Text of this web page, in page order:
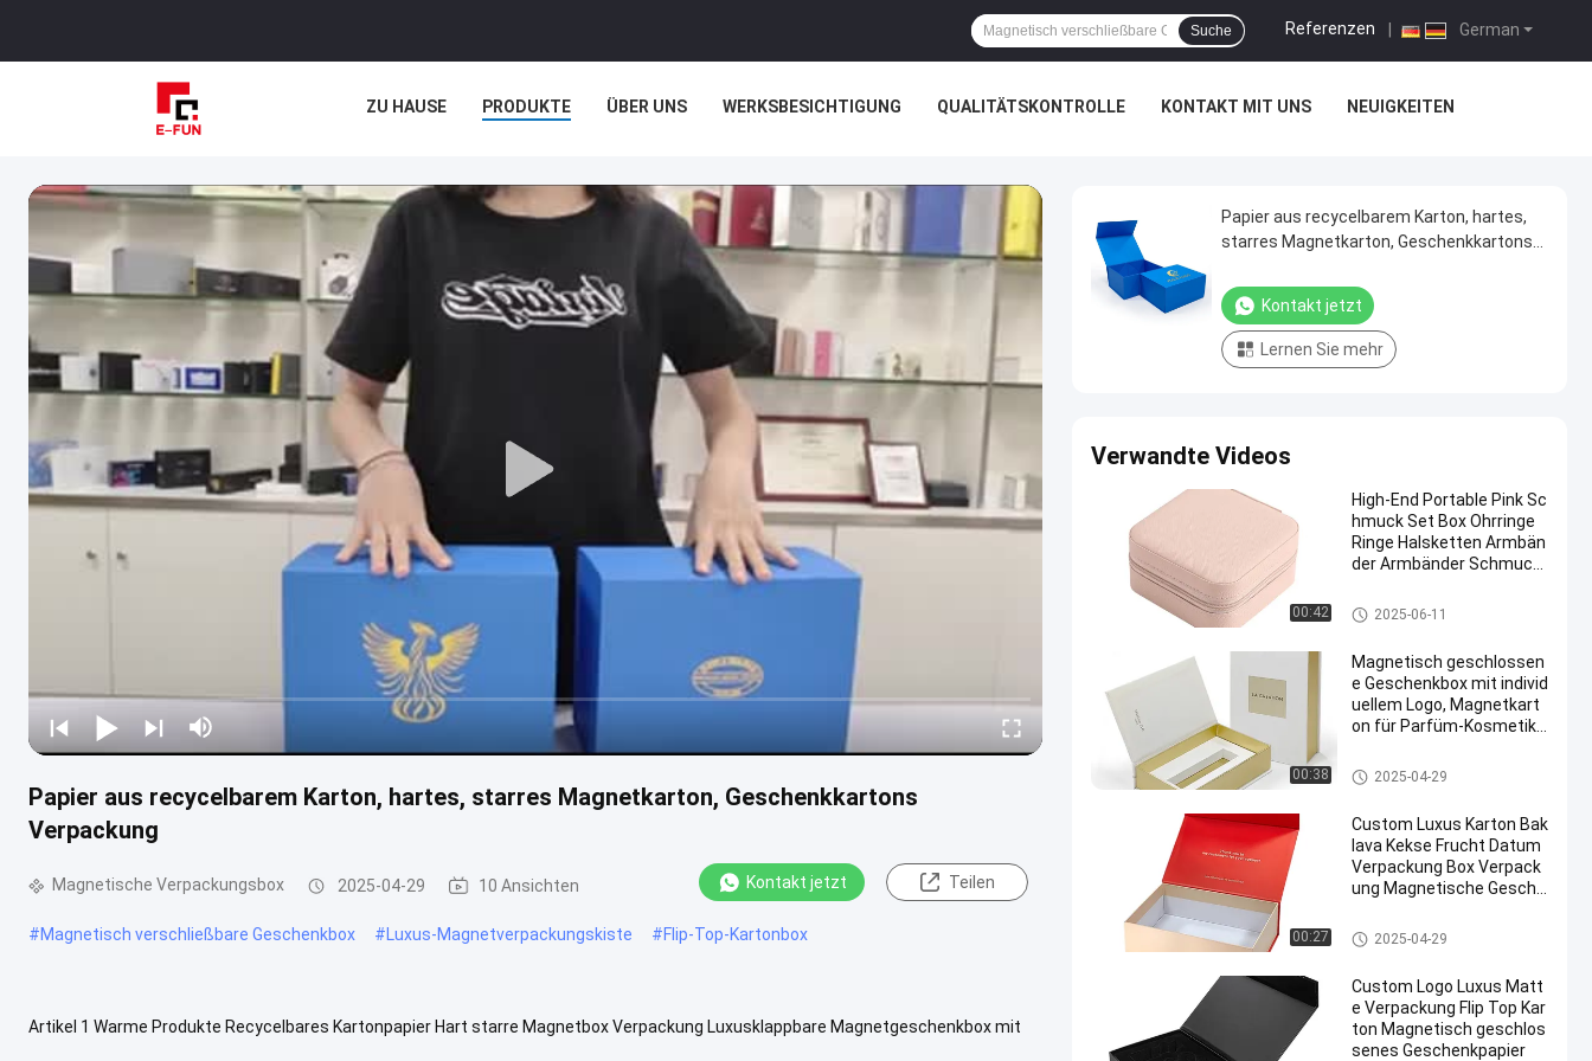
German
Referenzen
Suche
ZU HAUSE PRODUKTE ÜBER UNS WERKSBESICHTIGUNG QUALITÄTSKONTROLLE KONTAKT MIT UNS NEUIGKEITEN
Papier aus recycelbarem Karton, hartes, starres Magnetkarton, Geschenkkartons
Verpackung
Magnetische Verpackungsbox 2025-04-29 10 Ansichten Kontakt jetzt Teilen
#Magnetisch verschließbare Geschenkbox #Luxus-Magnetverpackungskiste #Flip-Top-Kartonbox
Artikel 1 Warme Produkte Recycelbares Kartonpapier Hart starre Magnetbox Verpackung Luxusklappbare Magnetgeschenkbox mit
Papier aus recycelbarem Karton, hartes,
starres Magnetkarton, Geschenkkartons
Kontakt jetzt
Lernen Sie mehr
Verwandte Videos
00:42
High-End Portable Pink Sc
hmuck Set Box Ohrringe
Ringe Halsketten Armbän
der Armbänder Schmuck
Magnetische Verpackungsbox
2025-06-11
00:38
Magnetisch geschlossen
e Geschenkbox mit individ
uellem Logo, Magnetkart
on für Parfüm-Kosmetikv
Magnetische Verpackungsbox
2025-04-29
00:27
Custom Luxus Karton Bak
lava Kekse Frucht Datum
Verpackung Box Verpack
ung Magnetische Gesche
Magnetische Verpackungsbox
2025-04-29
Custom Logo Luxus Matt
e Verpackung Flip Top Kar
ton Magnetisch geschlos
senes Geschenkpapier